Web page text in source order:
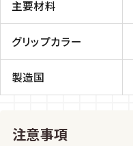
主要材料
グリップカラー
製造国
注意事項